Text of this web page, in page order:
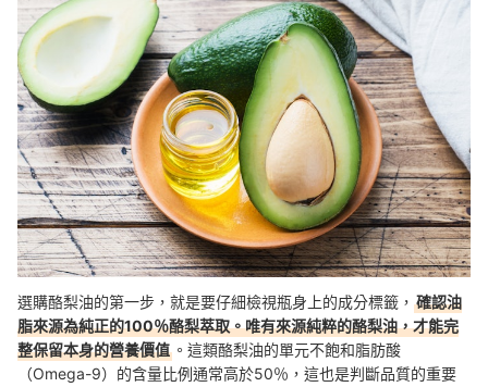
選購酪梨油的第一步，就是要仔細檢視瓶身上的成分標籤， 確認油
脂來源為純正的100％酪梨萃取。唯有來源純粹的酪梨油，才能完
整保留本身的營養價值 。這類酪梨油的單元不飽和脂肪酸
（Omega-9）的含量比例通常高於50％，這也是判斷品質的重要